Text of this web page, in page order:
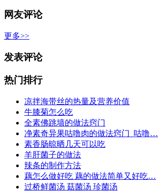
网友评论
更多>>
发表评论
热门排行
凉拌海带丝的热量及营养价值
牛膝菊怎么吃
全素佛跳墙的做法窍门
净素奇异果咕噜肉的做法窍门_咕噜…
素香肠晾晒几天可以吃
羊肝菌子的做法
辣条的制作方法
藕怎么做好吃 藕的做法简单又好吃…
过桥鲜菌汤 菇菌汤 珍菌汤